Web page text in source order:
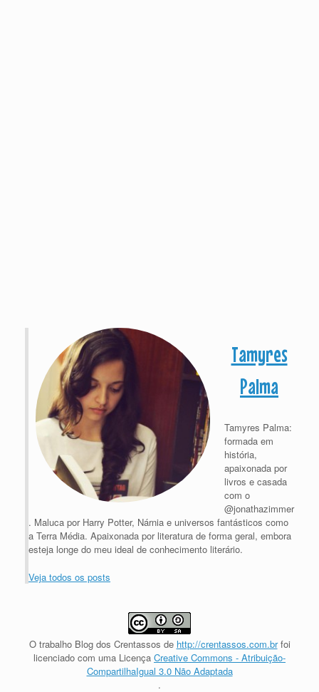
Tamyres
Palma
Tamyres Palma:
formada em
história,
apaixonada por
livros e casada
com o
@jonathazimmer
. Maluca por Harry Potter, Nárnia e universos fantásticos como
a Terra Média. Apaixonada por literatura de forma geral, embora
esteja longe do meu ideal de conhecimento literário.
Veja todos os posts
O trabalho Blog dos Crentassos de http://crentassos.com.brfoi
licenciado com uma Licença Creative Commons - Atribuição-
CompartilhaIgual 3.0 Não Adaptada
.